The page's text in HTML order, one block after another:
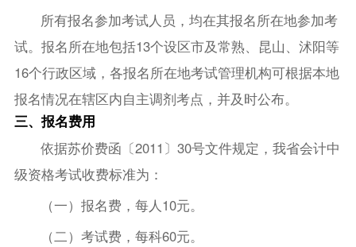
所有报名参加考试人员，均在其报名所在地参加考
试。报名所在地包括13个设区市及常熟、昆山、沭阳等
16个行政区域，各报名所在地考试管理机构可根据本地
报名情况在辖区内自主调剂考点，并及时公布。
三、报名费用
依据苏价费函〔2011〕30号文件规定，我省会计中
级资格考试收费标准为：
（一）报名费，每人10元。
（二）考试费，每科60元。